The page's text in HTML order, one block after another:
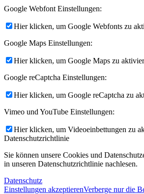
Google Webfont Einstellungen:
Hier klicken, um Google Webfonts zu
Google Maps Einstellungen:
Hier klicken, um Google Maps zu
Google reCaptcha Einstellungen:
Hier klicken, um Google reCaptcha zu
Vimeo und YouTube Einstellungen:
Hier klicken, um Videoeinbettungen zu
Datenschutzrichtlinie
Sie können unsere Cookies und
in unseren Datenschutzrichtlinie nachlesen.
Datenschutz
Einstellungen akzeptierenVerberge nur die